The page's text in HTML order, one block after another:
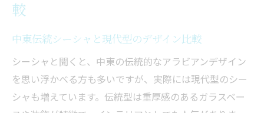
較
中東伝統シーシャと現代型のデザイン比較
シーシャと聞くと、中東の伝統的なアラビアンデザイン
を思い浮かべる方も多いですが、実際には現代型のシー
シャも増えています。伝統型は重厚感のあるガラスベー